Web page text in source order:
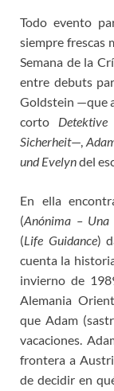
c
e
b
o
o
k
i
t
t
e
r
t
o
d
o
n
Todo evento
siempre frescas
Semana de la
entre debuts
Goldstein —que
corto
Sicherheit—,
und Evelyndel
En ella
(Anónima –
(Life Guidance)
cuenta la
invierno de
Alemania
que Adam
vacaciones.
frontera a
de decidir en